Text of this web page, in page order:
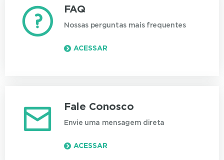
FAQ
Nossas perguntas mais frequentes
ACESSAR
Fale Conosco
Envie uma mensagem direta
ACESSAR